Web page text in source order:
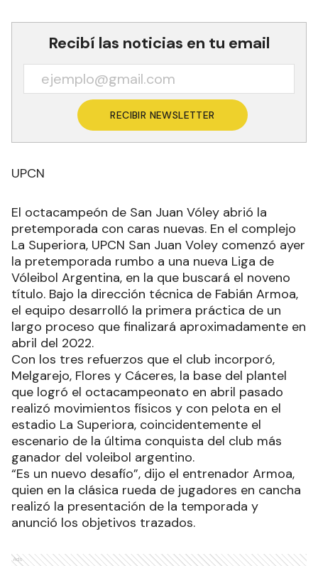
Recibí las noticias en tu email
RECIBIR NEWSLETTER
UPCN
El octacampeón de San Juan Vóley abrió la
pretemporada con caras nuevas. En el complejo
La Superiora, UPCN San Juan Voley comenzó ayer
la pretemporada rumbo a una nueva Liga de
Vóleibol Argentina, en la que buscará el noveno
título. Bajo la dirección técnica de Fabián Armoa,
el equipo desarrolló la primera práctica de un
largo proceso que finalizará aproximadamente en
abril del 2022.
Con los tres refuerzos que el club incorporó,
Melgarejo, Flores y Cáceres, la base del plantel
que logró el octacampeonato en abril pasado
realizó movimientos físicos y con pelota en el
estadio La Superiora, coincidentemente el
escenario de la última conquista del club más
ganador del voleibol argentino.
“Es un nuevo desafío”, dijo el entrenador Armoa,
quien en la clásica rueda de jugadores en cancha
realizó la presentación de la temporada y
anunció los objetivos trazados.
Ads